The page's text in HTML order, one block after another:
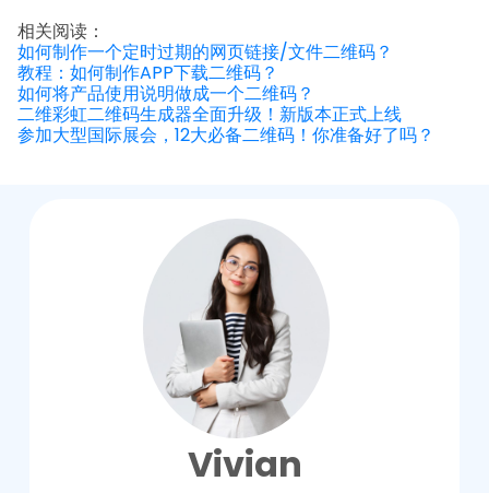
相关阅读：
如何制作一个定时过期的网页链接/文件二维码？
教程：如何制作APP下载二维码？
如何将产品使用说明做成一个二维码？
二维彩虹二维码生成器全面升级！新版本正式上线
参加大型国际展会，12大必备二维码！你准备好了吗？
Vivian